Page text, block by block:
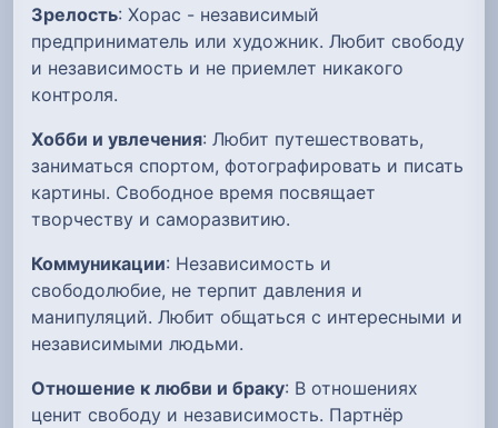
Зрелость: Хорас - независимый
предприниматель или художник. Любит свободу
и независимость и не приемлет никакого
контроля.
Хобби и увлечения: Любит путешествовать,
заниматься спортом, фотографировать и писать
картины. Свободное время посвящает
творчеству и саморазвитию.
Коммуникации: Независимость и
свободолюбие, не терпит давления и
манипуляций. Любит общаться с интересными и
независимыми людьми.
Отношение к любви и браку: В отношениях
ценит свободу и независимость. Партнёр